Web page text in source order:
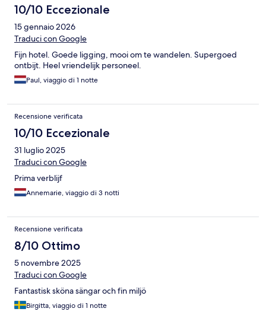
10/10 Eccezionale
15 gennaio 2026
Traduci con Google
Fijn hotel. Goede ligging, mooi om te wandelen. Supergoed
ontbijt. Heel vriendelijk personeel.
Paul, viaggio di 1 notte
Recensione verificata
10/10 Eccezionale
31 luglio 2025
Traduci con Google
Prima verblijf
Annemarie, viaggio di 3 notti
Recensione verificata
8/10 Ottimo
5 novembre 2025
Traduci con Google
Fantastisk sköna sängar och fin miljö
Birgitta, viaggio di 1 notte